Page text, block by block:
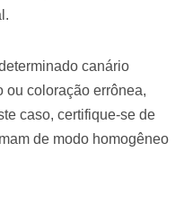
canário
ou coloração errônea,
caso, certifique-se de
de modo homogêneo